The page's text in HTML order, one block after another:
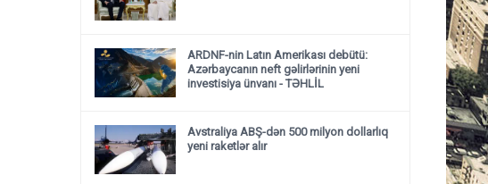
ARDNF-nin Latın Amerikası debütü:
Azərbaycanın neft gəlirlərinin yeni
investisiya ünvanı - TƏHLİL
Avstraliya ABŞ-dən 500 milyon dollarlıq
yeni raketlər alır